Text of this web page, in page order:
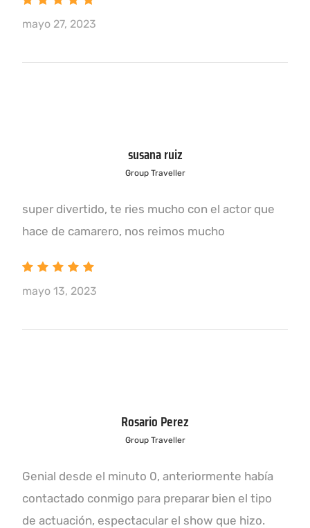
mayo 27, 2023
susana ruiz
Group Traveller
super divertido, te ries mucho con el actor que
hace de camarero, nos reimos mucho
mayo 13, 2023
Rosario Perez
Group Traveller
Genial desde el minuto 0, anteriormente había
contactado conmigo para preparar bien el tipo
de actuación, espectacular el show que hizo.